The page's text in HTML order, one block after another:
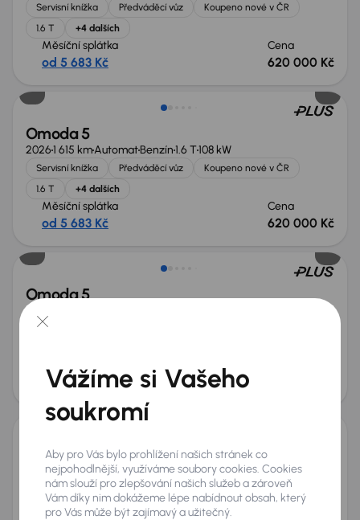
Servisní knížka Předváděcí vůz
Koupeno nové v ČR
1.6 T
+4 dalších
Měsíční splátka
od 5 683 Kč
Cena
620 000 Kč
Nově v nabídce
Omoda 5
20261 615 kmAutomatBenzín1.6 T108 kW
Servisní knížka Předváděcí vůz
Koupeno nové v ČR
1.6 T
+4 dalších
Měsíční splátka
od 5 683 Kč
Cena
620 000 Kč
Zlevněno o 20 000 Kč
Omoda 5
2026
Servisní knížka
Měsíční splátka
od 4 882 Kč
Omoda 5
20261 745 kmAutomatBenzín1.6 T108 kW
Servisní knížka Předváděcí vůz
Koupeno nové v ČR
1.6 T
+4 dalších
Vážíme si Vašeho
soukromí
Aby pro Vás bylo prohlížení našich stránek co
nejpohodlnější, využíváme soubory cookies. Cookies
nám slouží pro zlepšování našich služeb a zároveň
Vám díky nim dokážeme lépe nabídnout obsah, který
pro Vás může být zajímavý a užitečný.